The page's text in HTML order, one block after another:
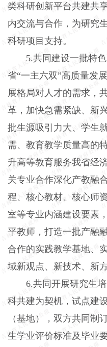
类科研创新平台共建共
内交流与合作，为研究
科研项目支持。
5.共同建设一批特色
省“一主六双”高质量发
展格局对人才的需求，
革，加快急需紧缺、新
批生源吸引力大、学生
需、教育教学质量高的
升高等教育服务我省经
关专业合作深化产教融
程、核心教材、核心师
室等专业内涵建设要素
平教师，打造一批产融
合作的实践教学基地、
域新观点、新技术、新
6.共同开展研究生培
科共建为契机，试点建
（基地），双方共同制
生学业评价标准及毕业